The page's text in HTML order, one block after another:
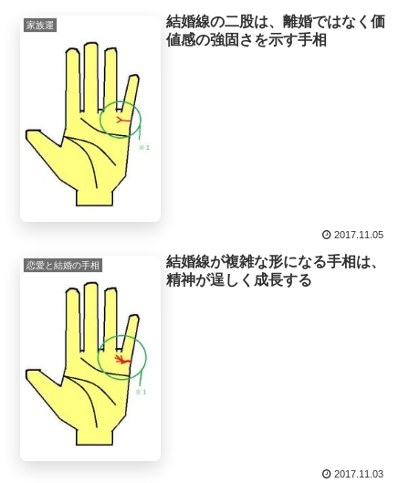
家族運
結婚線の二股は、離婚ではなく価
値感の強固さを示す手相
2017.11.05
恋愛と結婚の手相
結婚線が複雑な形になる手相は、
精神が逞しく成長する
2017.11.03